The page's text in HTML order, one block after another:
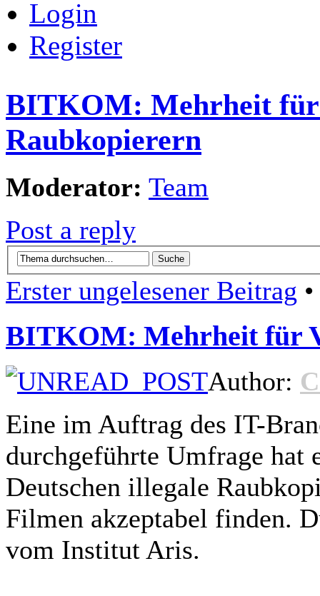
Login
Register
BITKOM: Mehrheit für
Raubkopierern
Moderator: Team
Post a reply
Erster ungelesener Beitrag
BITKOM: Mehrheit für
Author:
Eine im Auftrag des IT-
durchgeführte Umfrage hat
Deutschen illegale
Filmen akzeptabel finden.
vom Institut Aris.